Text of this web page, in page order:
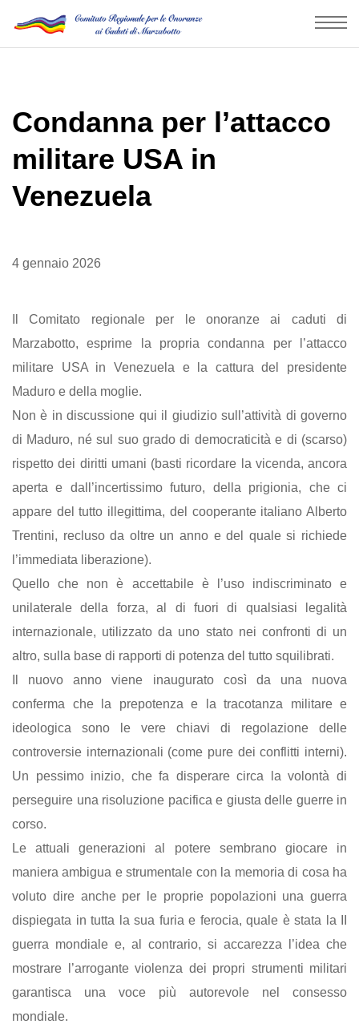
Condanna per l’attacco
militare USA in
Venezuela
4 gennaio 2026
Il Comitato regionale per le onoranze ai caduti di
Marzabotto, esprime la propria condanna per l’attacco
militare USA in Venezuela e la cattura del presidente
Maduro e della moglie.
Non è in discussione qui il giudizio sull’attività di governo
di Maduro, né sul suo grado di democraticità e di (scarso)
rispetto dei diritti umani (basti ricordare la vicenda, ancora
aperta e dall’incertissimo futuro, della prigionia, che ci
appare del tutto illegittima, del cooperante italiano Alberto
Trentini, recluso da oltre un anno e del quale si richiede
l’immediata liberazione).
Quello che non è accettabile è l’uso indiscriminato e
unilaterale della forza, al di fuori di qualsiasi legalità
internazionale, utilizzato da uno stato nei confronti di un
altro, sulla base di rapporti di potenza del tutto squilibrati.
Il nuovo anno viene inaugurato così da una nuova
conferma che la prepotenza e la tracotanza militare e
ideologica sono le vere chiavi di regolazione delle
controversie internazionali (come pure dei conflitti interni).
Un pessimo inizio, che fa disperare circa la volontà di
perseguire una risoluzione pacifica e giusta delle guerre in
corso.
Le attuali generazioni al potere sembrano giocare in
maniera ambigua e strumentale con la memoria di cosa ha
voluto dire anche per le proprie popolazioni una guerra
dispiegata in tutta la sua furia e ferocia, quale è stata la II
guerra mondiale e, al contrario, si accarezza l’idea che
mostrare l’arrogante violenza dei propri strumenti militari
garantisca una voce più autorevole nel consesso
mondiale.